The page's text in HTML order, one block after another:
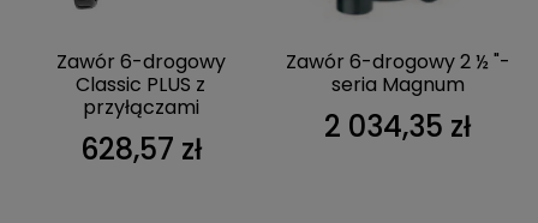
Zawór 6-drogowy
Classic PLUS z
przyłączami
628,57 zł
Zawór 6-drogowy 2 ½ "-
seria Magnum
2 034,35 zł